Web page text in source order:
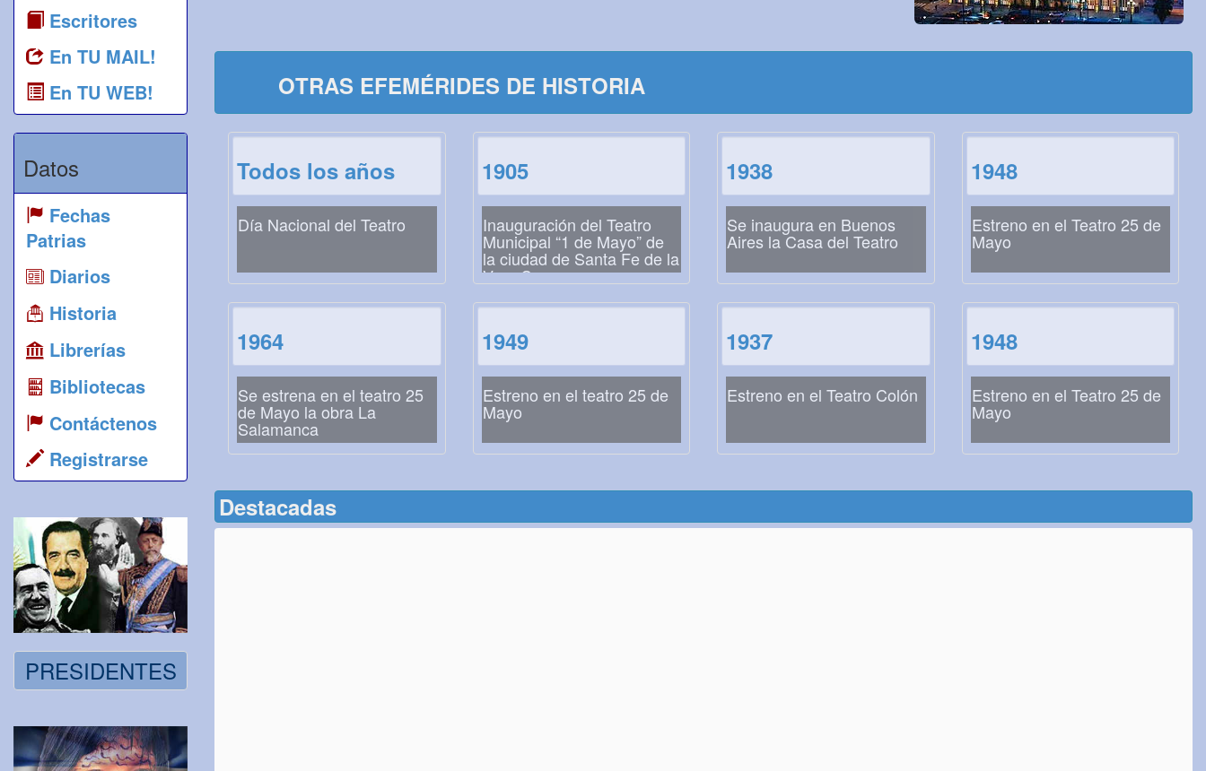
Escritores
En TU MAIL!
En TU WEB!
Datos
Fechas
Patrias
Diarios
Historia
Librerías
Bibliotecas
Contáctenos
Registrarse
PRESIDENTES
OTRAS EFEMÉRIDES DE HISTORIA
Todos los años
Día Nacional del Teatro
1905
Inauguración del Teatro
Municipal “1 de Mayo” de
la ciudad de Santa Fe de la
Vera Cruz
1938
Se inaugura en Buenos
Aires la Casa del Teatro
1948
Estreno en el Teatro 25 de
Mayo
1964
Se estrena en el teatro 25
de Mayo la obra La
Salamanca
1949
Estreno en el teatro 25 de
Mayo
1937
Estreno en el Teatro Colón
1948
Estreno en el Teatro 25 de
Mayo
Destacadas